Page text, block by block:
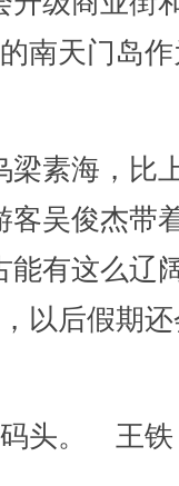
南天门岛
素海，比
客吴俊杰带
能有这么辽
以后假期
头。 王铁